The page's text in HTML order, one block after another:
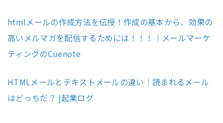
htmlメールの作成方法を伝授！作成の基本から、効果の
高いメルマガを配信するためには！！！｜メールマーケ
ティングのCuenote
HTMLメールとテキストメールの違い｜読まれるメール
はどっちだ？ |起業ログ